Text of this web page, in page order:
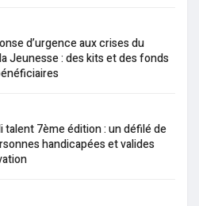
d’urgence aux crises du
Jeunesse : des kits et des fonds
talent 7ème édition : un défilé de
handicapées et valides